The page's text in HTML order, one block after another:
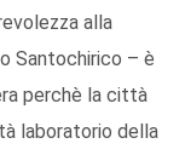
alla
Santochirico – è
perchè la città
laboratorio della